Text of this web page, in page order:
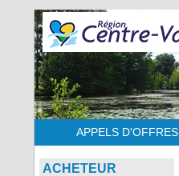
APPELS D'OFFRES
ACHETEUR